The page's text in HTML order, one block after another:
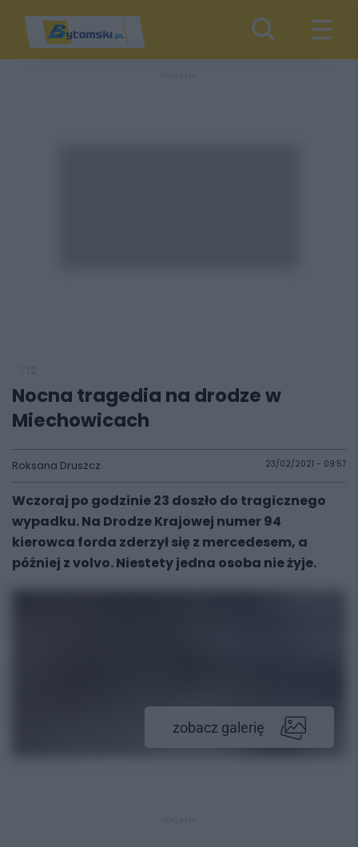
Nocna tragedia na drodze w
Miechowicach
Roksana Druszcz 23/02/2021 - 09:57
Wczoraj po godzinie 23 doszło do tragicznego
wypadku. Na Drodze Krajowej numer 94
kierowca forda zderzył się z mercedesem, a
później z volvo. Niestety jedna osoba nie żyje.
zobacz galerię